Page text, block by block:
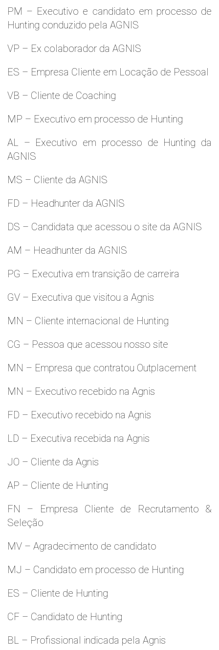
PM – Executivo e candidato em processo de
Hunting conduzido pela AGNIS
VP – Ex colaborador da AGNIS
ES – Empresa Cliente em Locação de Pessoal
VB – Cliente de Coaching
MP – Executivo em processo de Hunting
AL – Executivo em processo de Hunting da
AGNIS
MS – Cliente da AGNIS
FD – Headhunter da AGNIS
DS – Candidata que acessou o site da AGNIS
AM – Headhunter da AGNIS
PG – Executiva em transição de carreira
GV – Executiva que visitou a Agnis
MN – Cliente internacional de Hunting
CG – Pessoa que acessou nosso site
MN – Empresa que contratou Outplacement
MN – Executivo recebido na Agnis
FD – Executivo recebido na Agnis
LD – Executiva recebida na Agnis
JO – Cliente da Agnis
AP – Cliente de Hunting
FN – Empresa Cliente de Recrutamento &
Seleção
MV – Agradecimento de candidato
MJ – Candidato em processo de Hunting
ES – Cliente de Hunting
CF – Candidato de Hunting
BL – Profissional indicada pela Agnis